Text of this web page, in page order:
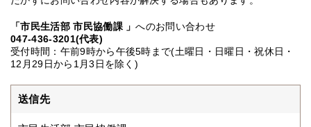
「市民生活部 市民協働課 」へのお問い合わせ
047-436-3201(代表)
受付時間：午前9時から午後5時まで(土曜日・日曜日・祝休日・
12月29日から1月3日を除く)
送信先